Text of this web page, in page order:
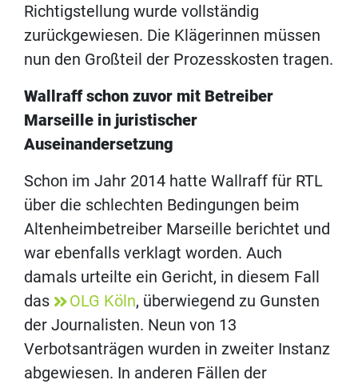
Richtigstellung wurde vollständig
zurückgewiesen. Die Klägerinnen müssen
nun den Großteil der Prozesskosten tragen.
Wallraff schon zuvor mit Betreiber
Marseille in juristischer
Auseinandersetzung
Schon im Jahr 2014 hatte Wallraff für RTL
über die schlechten Bedingungen beim
Altenheimbetreiber Marseille berichtet und
war ebenfalls verklagt worden. Auch
damals urteilte ein Gericht, in diesem Fall
das
OLG Köln, überwiegend zu Gunsten
der Journalisten. Neun von 13
Verbotsanträgen wurden in zweiter Instanz
abgewiesen. In anderen Fällen der